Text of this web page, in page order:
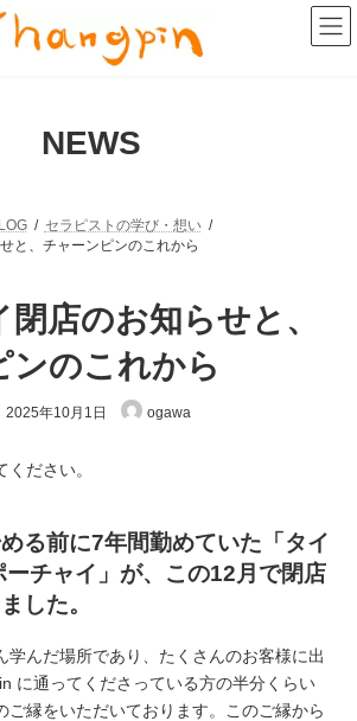
NEWS
セラピストの学び・想い
と、チャーンピンのこれから
店のお知らせと、
ンのこれから
最
新
2025年10月1日 ogawa
ださい。
る前に7年間勤めていた「タイ
チャイ」が、この12月で閉店
した。
学んだ場所であり、たくさんのお客様に出
に通ってくださっている方の半分くらい
ご縁をいただいております。このご縁から